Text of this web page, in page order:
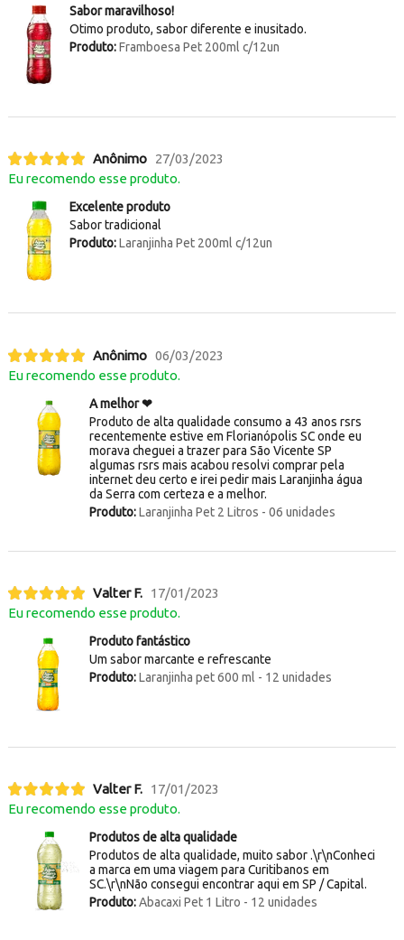
Sabor maravilhoso!
Otimo produto, sabor diferente e inusitado.
Produto:Framboesa Pet 200ml c/12un
Anônimo 27/03/2023
Eu recomendo esse produto.
Excelente produto
Sabor tradicional
Produto:Laranjinha Pet 200ml c/12un
Anônimo 06/03/2023
Eu recomendo esse produto.
A melhor ❤
Produto de alta qualidade consumo a 43 anos rsrs
recentemente estive em Florianópolis SC onde eu
morava cheguei a trazer para São Vicente SP
algumas rsrs mais acabou resolvi comprar pela
internet deu certo e irei pedir mais Laranjinha água
da Serra com certeza e a melhor.
Produto:Laranjinha Pet 2 Litros - 06 unidades
Valter F. 17/01/2023
Eu recomendo esse produto.
Produto fantástico
Um sabor marcante e refrescante
Produto:Laranjinha pet 600 ml - 12 unidades
Valter F. 17/01/2023
Eu recomendo esse produto.
Produtos de alta qualidade
Produtos de alta qualidade, muito sabor .\r\nConheci
a marca em uma viagem para Curitibanos em
SC.\r\nNão consegui encontrar aqui em SP / Capital.
Produto:Abacaxi Pet 1 Litro - 12 unidades